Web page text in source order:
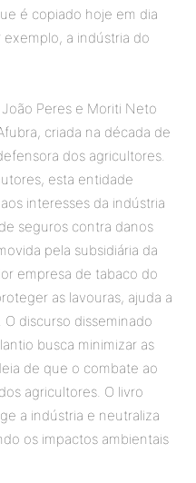
é copiado hoje em dia
a indústria do
João Peres e Moriti Neto
criada na década de
dos agricultores.
esta entidade
interesses da indústria
seguros contra danos
pela subsidiária da
empresa de tabaco do
as lavouras, ajuda a
discurso disseminado
busca minimizar as
de que o combate ao
agricultores. O livro
a indústria e neutraliza
os impactos ambientais